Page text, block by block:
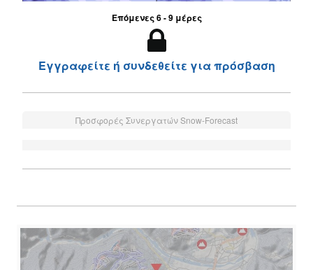
Επόμενες 6 - 9 μέρες
Εγγραφείτε ή συνδεθείτε για πρόσβαση
Προσφορές Συνεργατών Snow-Forecast